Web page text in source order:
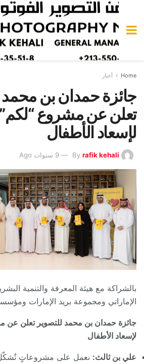
Home أخبار
جائزة حمدان بن محمد
تعلن عن مشروع “لكم”
لإسعاد الأطفال
By rafik kehali 9 سنوات Ago
بالشراكة مع هيئة المعرفة والتنمية
الإماراتي ومجموعة بريد الإمارات
جائزة حمدان بن محمد للتصوير تعلن عن
لإسعاد الأطفال
علي بن ثالث: نعمل على مشروعاتٍ تُشكّل